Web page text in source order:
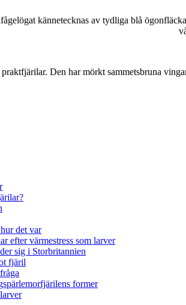
kännetecknas av tydliga blå
Den har mörkt sammetsbruna
det var
efter värmestress som larver
sig i Storbritannien
fjäril
former